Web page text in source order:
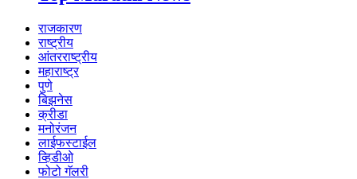
राजकारण
राष्ट्रीय
आंतरराष्ट्रीय
महाराष्ट्र
पुणे
बिझनेस
क्रीडा
मनोरंजन
लाईफस्टाईल
व्हिडीओ
फोटो गॅलरी